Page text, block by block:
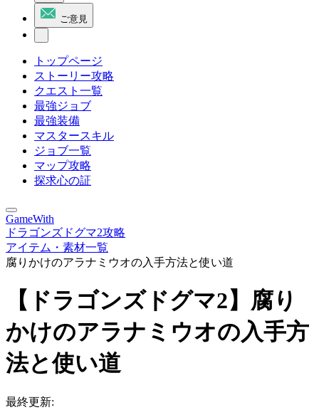
ご意見
トップページ
ストーリー攻略
クエスト一覧
最強ジョブ
最強装備
マスタースキル
ジョブ一覧
マップ攻略
探求心の証
GameWith
ドラゴンズドグマ2攻略
アイテム・素材一覧
腐りかけのアラナミウオの入手方法と使い道
【ドラゴンズドグマ2】腐り
かけのアラナミウオの入手方
法と使い道
最終更新: